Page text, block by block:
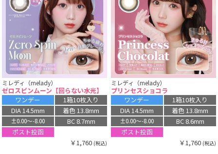
ミレディ（melady）
ゼロスピンムーン【回らない水光】
ワンデー
1箱10枚入り
DIA 14.5mm
着色 13.8mm
±0.00〜-8.00
BC 8.7mm
ポスト投函
￥1,760 (税込)
ミレディ（melady）
プリンセスショコラ
ワンデー
1箱10枚入り
DIA 14.5mm
着色 13.8mm
±0.00〜-8.00
BC 8.6mm
ポスト投函
￥1,760 (税込)